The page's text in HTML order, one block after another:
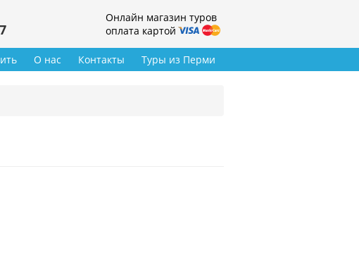
Онлайн магазин туров
оплата картой
Туры из Перми
О нас Контакты